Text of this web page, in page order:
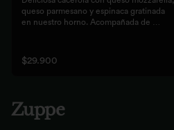
queso parmesano y espinaca gratinada
en nuestro horno. Acompañada de
$29.900
Zuppe